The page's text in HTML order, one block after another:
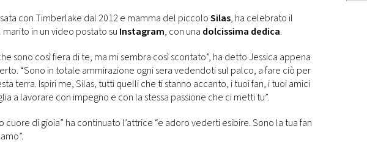
con Timberlake dal 2012 e mamma del piccoloSilas, ha celebrato il
marito in un video postato su Instagram, con una dolcissima dedica.
sono così fiera di te, ma mi sembra così scontato”, ha detto Jessica appena
“Sono in totale ammirazione ogni sera vedendoti sul palco, a fare ciò per
terra. Ispiri me, Silas, tutti quelli che ti stanno accanto, i tuoi fan, i tuoi amici
a lavorare con impegno e con la stessa passione che ci metti tu”.
cuore di gioia” ha continuato l’attrice “e adoro vederti esibire. Sono la tua fan